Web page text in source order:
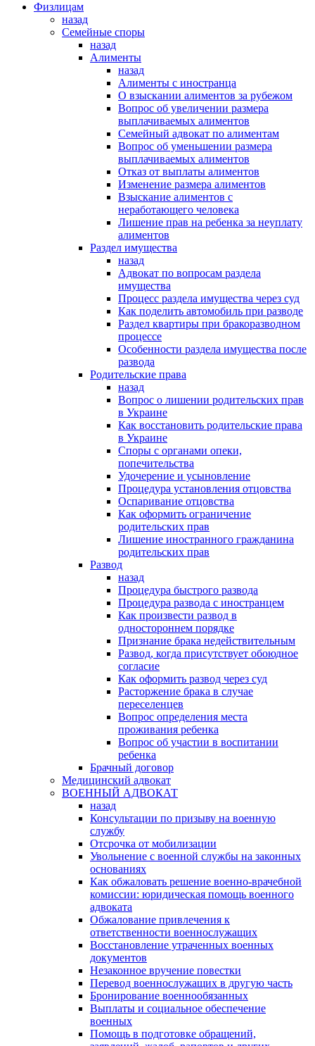
Физлицам
назад
Семейные споры
назад
Алименты
назад
Алименты с иностранца
О взыскании алиментов за рубежом
Вопрос об увеличении размера
выплачиваемых алиментов
Семейный адвокат по алиментам
Вопрос об уменьшении размера
выплачиваемых алиментов
Отказ от выплаты алиментов
Изменение размера алиментов
Взыскание алиментов с
неработающего человека
Лишение прав на ребенка за неуплату
алиментов
Раздел имущества
назад
Адвокат по вопросам раздела
имущества
Процесс раздела имущества через суд
Как поделить автомобиль при разводе
Раздел квартиры при бракоразводном
процессе
Особенности раздела имущества после
развода
Родительские права
назад
Вопрос о лишении родительских прав
в Украине
Как восстановить родительские права
в Украине
Споры с органами опеки,
попечительства
Удочерение и усыновление
Процедура установления отцовства
Оспаривание отцовства
Как оформить ограничение
родительских прав
Лишение иностранного гражданина
родительских прав
Развод
назад
Процедура быстрого развода
Процедура развода с иностранцем
Как произвести развод в
одностороннем порядке
Признание брака недействительным
Развод, когда присутствует обоюдное
согласие
Как оформить развод через суд
Расторжение брака в случае
переселенцев
Вопрос определения места
проживания ребенка
Вопрос об участии в воспитании
ребенка
Брачный договор
Медицинский адвокат
ВОЕННЫЙ АДВОКАТ
назад
Консультации по призыву на военную
службу
Отсрочка от мобилизации
Увольнение с военной службы на законных
основаниях
Как обжаловать решение военно-врачебной
комиссии: юридическая помощь военного
адвоката
Обжалование привлечения к
ответственности военнослужащих
Восстановление утраченных военных
документов
Незаконное вручение повестки
Перевод военнослужащих в другую часть
Бронирование военнообязанных
Выплаты и социальное обеспечение
военных
Помощь в подготовке обращений,